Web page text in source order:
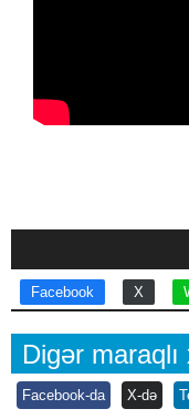
Facebook X
Digər
Facebook-da X-də